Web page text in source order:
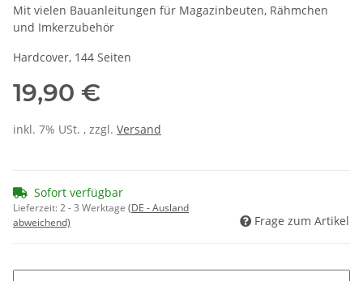
Mit vielen Bauanleitungen für Magazinbeuten, Rähmchen
und Imkerzubehör
Hardcover, 144 Seiten
19,90 €
inkl. 7% USt. , zzgl. Versand
Sofort verfügbar
Lieferzeit:2 - 3 Werktage (DE - Ausland
abweichend)
Frage zum Artikel